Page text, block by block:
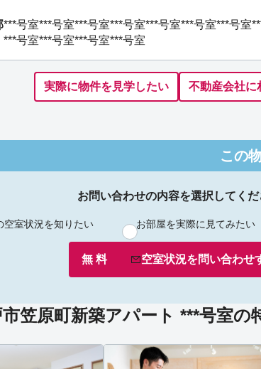
***号室***号室***号室***号室***号室***号室***号室
***号室***号室***号室***号室
実際に物件を見学したい
不動産会社に
この
お問い合わせの内容を選択してく
空室状況を知りたい お部屋を実際に見てみたい
無 料 空室状況を問い合わせ
笠原町新築アパート ***号室の